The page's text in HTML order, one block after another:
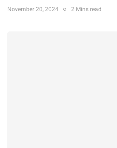
November 20, 2024 2 Mins read